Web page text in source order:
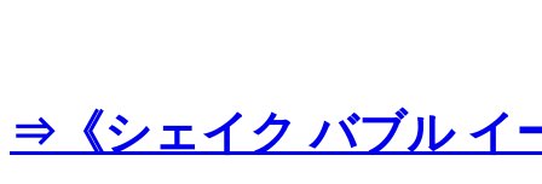
⇒《シェイク バブル イ